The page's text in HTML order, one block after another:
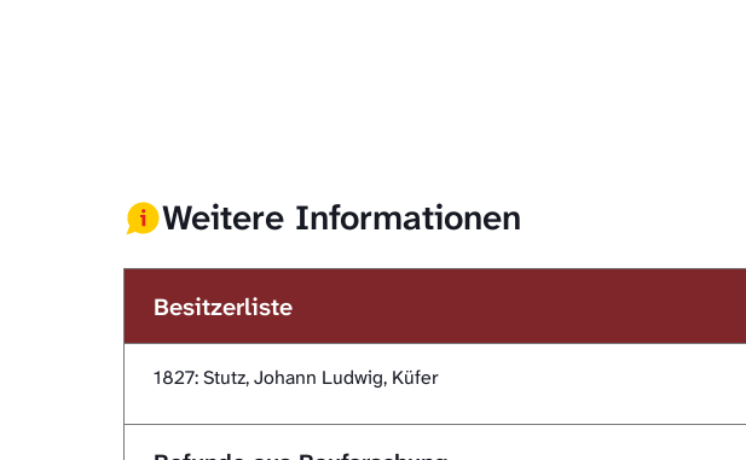
Weitere Informationen
Besitzerliste
1827: Stutz, Johann Ludwig, Küfer